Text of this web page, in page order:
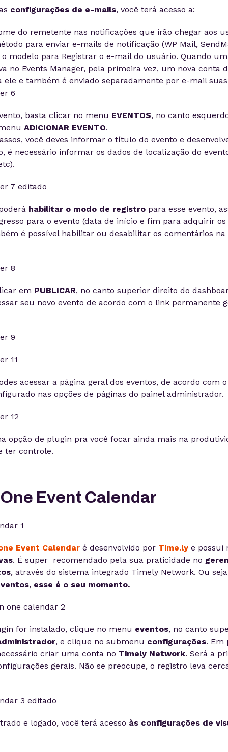
configurações de e-mails, você terá acesso a:
do remetente nas notificações que irão chegar aos
para enviar e-mails de notificação (WP Mail,
modelo para Registrar o e-mail do usuário. Quando
no Events Manager, pela primeira vez, um nova conta
ele e também é enviado separadamente por e-mail
basta clicar no menu EVENTOS, no canto
ADICIONAR EVENTO.
você deves informar o título do evento e
é necessário informar os dados de localização do
habilitar o modo de registro para esse evento,
para o evento (data de início e fim para adquirir os
é possível habilitar ou desabilitar os comentários na
em PUBLICAR, no canto superior direito do
seu novo evento de acordo com o link permanente
acessar a página geral dos eventos, de acordo com
nas opções de páginas do painel administrador.
opção de plugin pra você focar ainda mais na
ter controle.
Event Calendar
Event Calendar é desenvolvido por Time.ly e possui
. É super recomendado pela sua praticidade no
, através do sistema integrado Timely Network. Ou
esse é o seu momento.
for instalado, clique no menu eventos, no canto
, e clique no submenu configurações. Em
criar uma conta no Timely Network. Será a
gerais. Não se preocupe, o registro leva
e logado, você terá acesso às configurações de